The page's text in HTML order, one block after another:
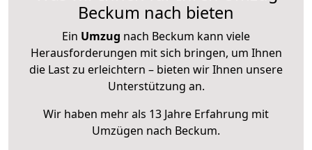
Beckum nach bieten
Ein Umzug nach Beckum kann viele
Herausforderungen mit sich bringen, um Ihnen
die Last zu erleichtern – bieten wir Ihnen unsere
Unterstützung an.
Wir haben mehr als 13 Jahre Erfahrung mit
Umzügen nach Beckum.